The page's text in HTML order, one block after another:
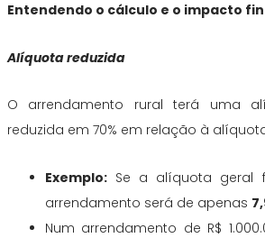
Entendendo o cálculo e o impacto
Alíquota reduzida
O arrendamento rural terá uma
reduzida em 70% em relação à
Exemplo: Se a alíquota geral
arrendamento será de apenas
Num arrendamento de R$